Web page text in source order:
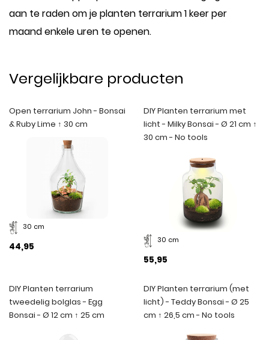
aan te raden om je planten terrarium 1 keer per
maand enkele uren te openen.
Vergelijkbare producten
Open terrarium John - Bonsai
& Ruby Lime ↑ 30 cm
30 cm
44,95
DIY Planten terrarium met
licht - Milky Bonsai - Ø 21 cm ↑
30 cm - No tools
30 cm
55,95
DIY Planten terrarium
tweedelig bolglas - Egg
Bonsai - Ø 12 cm ↑ 25 cm
DIY Planten terrarium (met
licht) - Teddy Bonsai - Ø 25
cm ↑ 26,5 cm - No tools